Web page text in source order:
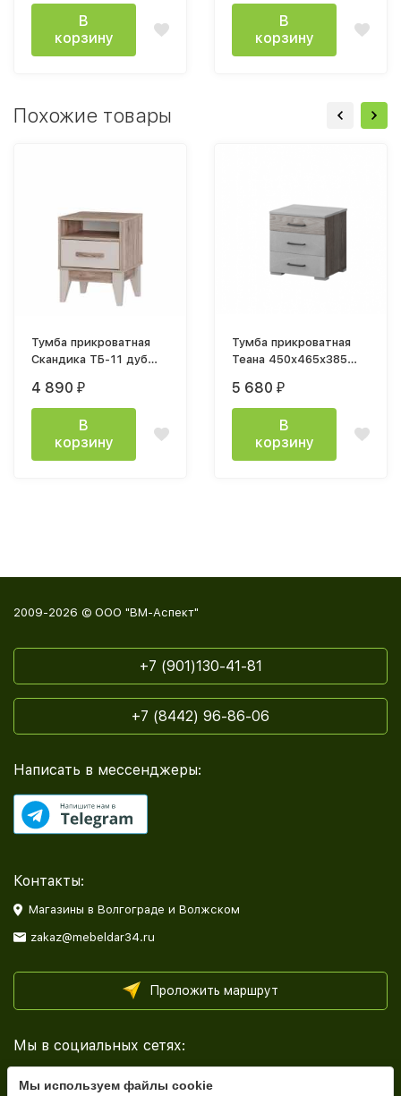
В
корзину
В
корзину
Похожие товары
Тумба прикроватная
Скандика ТБ-11 дуб
4 890 ₽
В
корзину
Тумба прикроватная
Теана 450x465x385
МДФ мрамор лайт
5 680 ₽
В
корзину
2009-2026 © ООО "ВМ-Аспект"
+7 (901)130-41-81
+7 (8442) 96-86-06
Написать в мессенджеры:
Контакты:
Магазины в Волгограде и Волжском
zakaz@mebeldar34.ru
Проложить маршрут
Мы в социальных сетях:
Мы используем файлы cookie